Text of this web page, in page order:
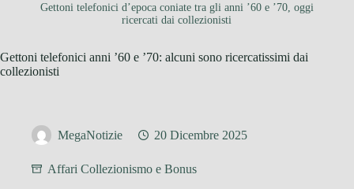
Gettoni telefonici d’epoca coniate tra gli anni ’60 e ’70, oggi
ricercati dai collezionisti
Gettoni telefonici anni ’60 e ’70: alcuni sono ricercatissimi dai
collezionisti
MegaNotizie 20 Dicembre 2025
Affari Collezionismo e Bonus